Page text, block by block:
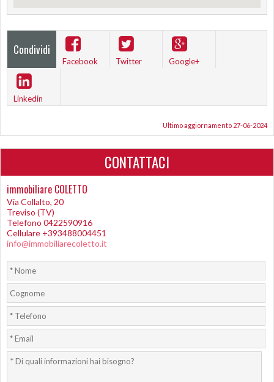
Condividi
Facebook Twitter Google+
Linkedin
Ultimo aggiornamento 27-06-2024
CONTATTACI
immobiliare COLETTO
Via Collalto, 20
Treviso (TV)
Telefono 0422590916
Cellulare +393488004451
info@immobiliarecoletto.it